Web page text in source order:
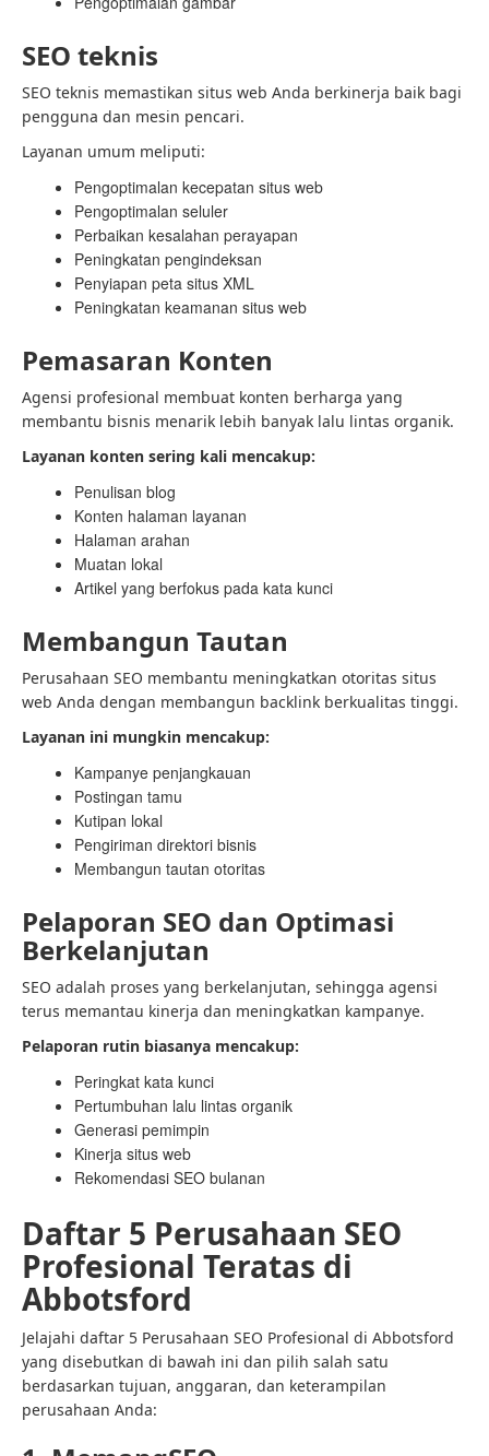
SEO teknis
SEO teknis memastikan situs web Anda berkinerja baik bagi
pengguna dan mesin pencari.
Layanan umum meliputi:
Pengoptimalan kecepatan situs web
Pengoptimalan seluler
Perbaikan kesalahan perayapan
Peningkatan pengindeksan
Penyiapan peta situs XML
Peningkatan keamanan situs web
Pemasaran Konten
Agensi profesional membuat konten berharga yang
membantu bisnis menarik lebih banyak lalu lintas organik.
Layanan konten sering kali mencakup:
Penulisan blog
Konten halaman layanan
Halaman arahan
Muatan lokal
Artikel yang berfokus pada kata kunci
Membangun Tautan
Perusahaan SEO membantu meningkatkan otoritas situs
web Anda dengan membangun backlink berkualitas tinggi.
Layanan ini mungkin mencakup:
Kampanye penjangkauan
Postingan tamu
Kutipan lokal
Pengiriman direktori bisnis
Membangun tautan otoritas
Pelaporan SEO dan Optimasi
Berkelanjutan
SEO adalah proses yang berkelanjutan, sehingga agensi
terus memantau kinerja dan meningkatkan kampanye.
Pelaporan rutin biasanya mencakup:
Peringkat kata kunci
Pertumbuhan lalu lintas organik
Generasi pemimpin
Kinerja situs web
Rekomendasi SEO bulanan
Daftar 5 Perusahaan SEO
Profesional Teratas di
Abbotsford
Jelajahi daftar 5 Perusahaan SEO Profesional di Abbotsford
yang disebutkan di bawah ini dan pilih salah satu
berdasarkan tujuan, anggaran, dan keterampilan
perusahaan Anda: